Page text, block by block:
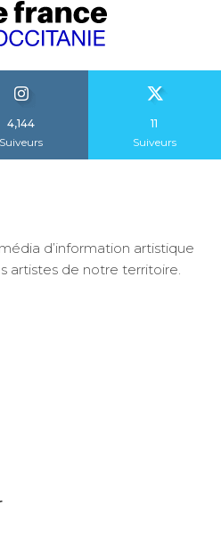
4,144
Suiveurs
11
Suiveurs
d’information artistique
artistes de notre territoire.